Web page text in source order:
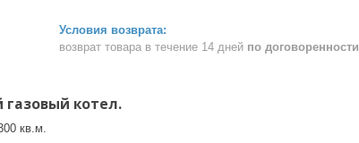
возврат товара в течение 14 дней по договоренности
газовый котел.
кв.м.